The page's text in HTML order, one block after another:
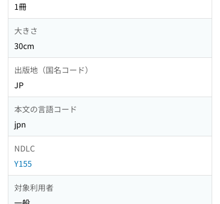
1冊
大きさ
30cm
出版地（国名コード）
JP
本文の言語コード
jpn
NDLC
Y155
対象利用者